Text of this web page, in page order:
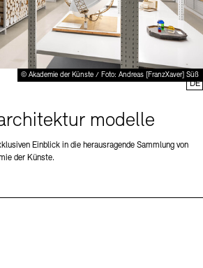
© Akademie der Künste / Foto: Andreas [FranzXaver] Süß
modelle
Einblick in die herausragende Sammlung von
der Künste.
DE